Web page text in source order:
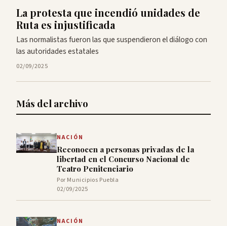
La protesta que incendió unidades de
Ruta es injustificada
Las normalistas fueron las que suspendieron el diálogo con
las autoridades estatales
02/09/2025
Más del archivo
NACIÓN
Reconocen a personas privadas de la
libertad en el Concurso Nacional de
Teatro Penitenciario
Por Municipios Puebla
02/09/2025
NACIÓN